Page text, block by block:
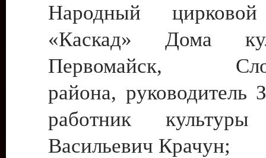
Народный цирковой
«Каскад» Дома
Первомайск,
района, руководитель
работник культуры
Васильевич Крачун;